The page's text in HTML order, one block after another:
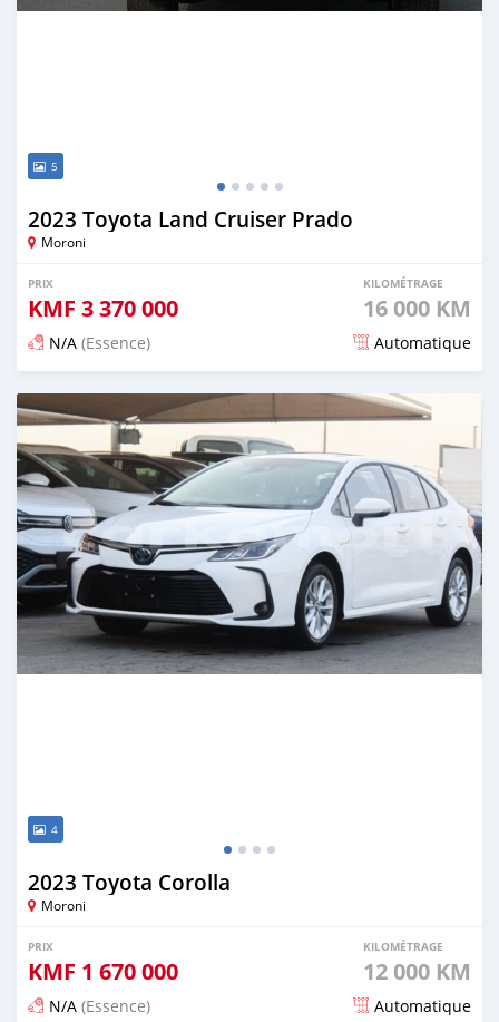
5
2023 Toyota Land Cruiser Prado
Moroni
PRIX
KMF 3 370 000
KILOMÉTRAGE
16 000 KM
N/A (Essence) Automatique
Publié il y a 5 mois
4
2023 Toyota Corolla
Moroni
PRIX
KMF 1 670 000
KILOMÉTRAGE
12 000 KM
N/A (Essence) Automatique